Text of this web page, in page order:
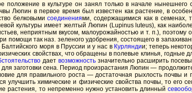
в культуре он занял только в начале нынешнего
Люпин в первое время был известен как растение, в
белковымисоединениями, содержащимися как в семенах,
культуры имеет желтый Люпин (Lupinus luteus), как
неприятным вкусом, малоурожайностью и т. п.), поэтому
так наз. зеленого удобрения, состоящего в
моря в Пруссии и у нас в Курляндии; теперь
свойствах, что обращены в полевые клинья,
даетвозможность значительно расширить
заготовки сена. Период произрастания Люпин —
для правильного роста — достаточная рыхлость почвы
улучшить химические и физические свойства почвы, то
растения, то непременно нужно установить длинный